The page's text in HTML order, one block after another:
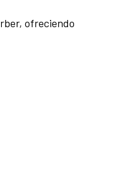
ofreciendo